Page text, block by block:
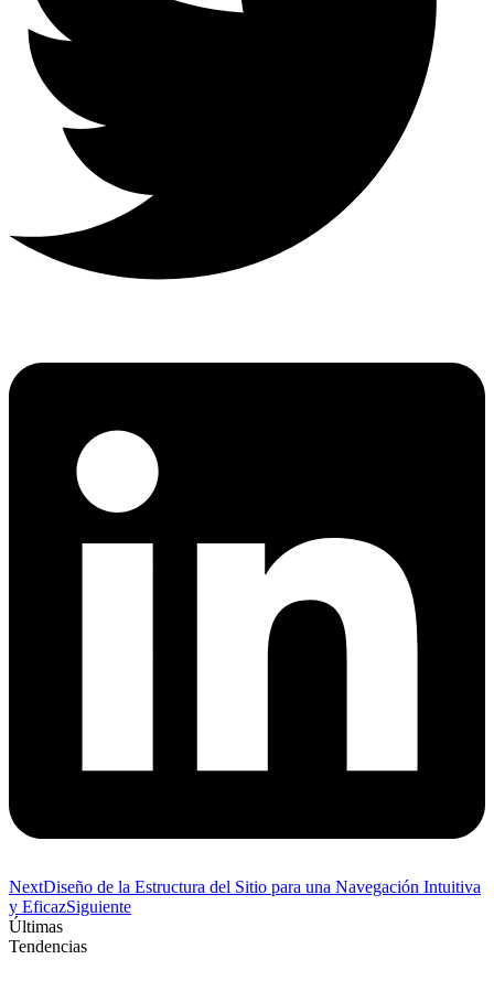
NextDiseño de la Estructura del Sitio para una Navegación Intuitiva
y EficazSiguiente
Últimas
Tendencias